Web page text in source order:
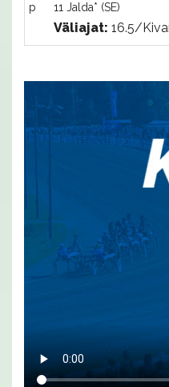
p
11 Jalda* (SE)
Väliajat: 16.5/